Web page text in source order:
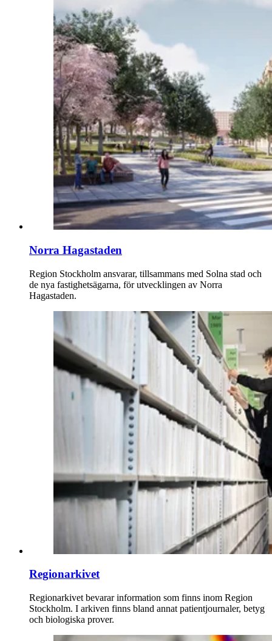
Norra Hagastaden
Region Stockholm ansvarar, tillsammans med Solna stad och
de nya fastighetsägarna, för utvecklingen av Norra
Hagastaden.
Regionarkivet
Regionarkivet bevarar information som finns inom Region
Stockholm. I arkiven finns bland annat patientjournaler, betyg
och biologiska prover.